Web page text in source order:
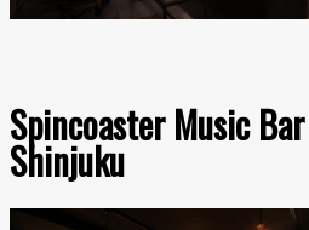
Spincoaster Music Bar
Shinjuku